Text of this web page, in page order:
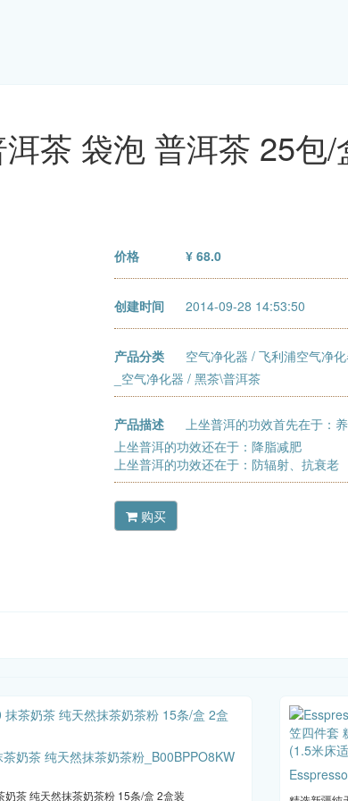
茶 袋泡 普洱茶 25包/
价格 ¥ 68.0
创建时间 2014-09-28 14:53:50
产品分类 空气净化器 / 飞利浦空气净
_空气净化器 / 黑茶\普洱茶
产品描述
上坐普洱的功效首先在于：
上坐普洱的功效还在于：降脂减肥
上坐普洱的功效还在于：防辐射、抗衰老
购买
奶茶 纯天然抹茶奶茶粉_B00BPPO8KW
奶茶 纯天然抹茶奶茶粉 15条/盒 2盒装